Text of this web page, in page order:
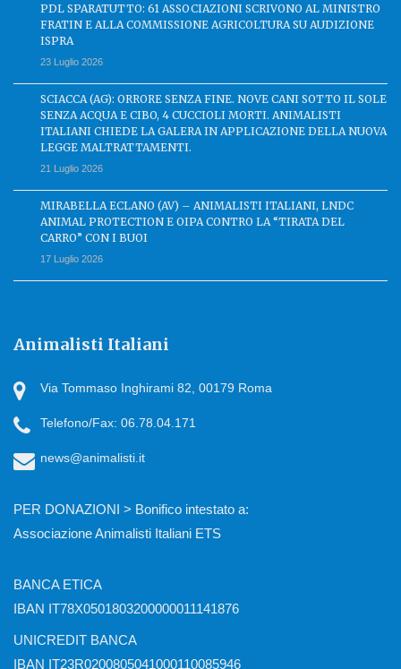
PDL SPARATUTTO: 61 ASSOCIAZIONI SCRIVONO AL MINISTRO
FRATIN E ALLA COMMISSIONE AGRICOLTURA SU AUDIZIONE
ISPRA
23 Luglio 2026
SCIACCA (AG): ORRORE SENZA FINE. NOVE CANI SOTTO IL SOLE
SENZA ACQUA E CIBO, 4 CUCCIOLI MORTI. ANIMALISTI
ITALIANI CHIEDE LA GALERA IN APPLICAZIONE DELLA NUOVA
LEGGE MALTRATTAMENTI.
21 Luglio 2026
MIRABELLA ECLANO (AV) – ANIMALISTI ITALIANI, LNDC
ANIMAL PROTECTION E OIPA CONTRO LA “TIRATA DEL
CARRO” CON I BUOI
17 Luglio 2026
Animalisti Italiani
Via Tommaso Inghirami 82, 00179 Roma
Telefono/Fax: 06.78.04.171
news@animalisti.it
PER DONAZIONI > Bonifico intestato a:
Associazione Animalisti Italiani ETS
BANCA ETICA
IBAN IT78X0501803200000011141876
UNICREDIT BANCA
IBAN IT23R0200805041000110085946